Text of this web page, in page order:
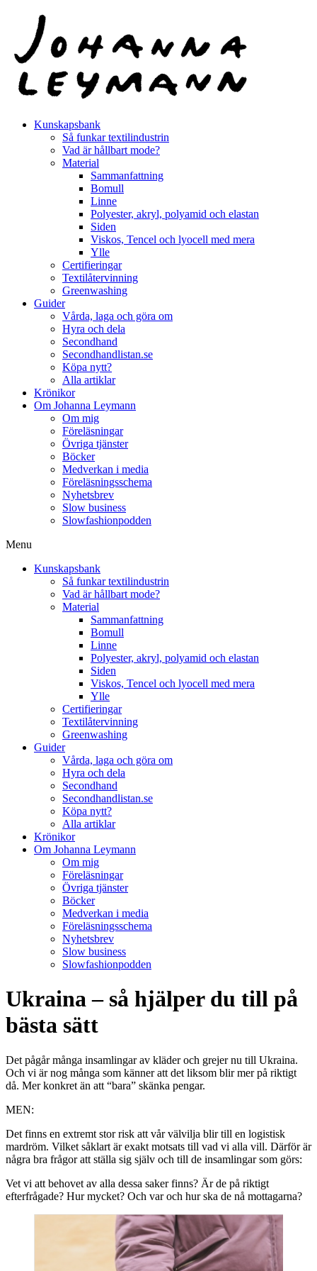
innehåll
Kunskapsbank
Så funkar textilindustrin
Vad är hållbart mode?
Material
Sammanfattning
Bomull
Linne
Polyester, akryl, polyamid och elastan
Siden
Viskos, Tencel och lyocell med mera
Ylle
Certifieringar
Textilåtervinning
Greenwashing
Guider
Vårda, laga och göra om
Hyra och dela
Secondhand
Secondhandlistan.se
Köpa nytt?
Alla artiklar
Krönikor
Om Johanna Leymann
Om mig
Föreläsningar
Övriga tjänster
Böcker
Medverkan i media
Föreläsningsschema
Nyhetsbrev
Slow business
Slowfashionpodden
Menu
Kunskapsbank
Så funkar textilindustrin
Vad är hållbart mode?
Material
Sammanfattning
Bomull
Linne
Polyester, akryl, polyamid och elastan
Siden
Viskos, Tencel och lyocell med mera
Ylle
Certifieringar
Textilåtervinning
Greenwashing
Guider
Vårda, laga och göra om
Hyra och dela
Secondhand
Secondhandlistan.se
Köpa nytt?
Alla artiklar
Krönikor
Om Johanna Leymann
Om mig
Föreläsningar
Övriga tjänster
Böcker
Medverkan i media
Föreläsningsschema
Nyhetsbrev
Slow business
Slowfashionpodden
Ukraina – så hjälper du till på
bästa sätt
Det pågår många insamlingar av kläder och grejer nu till Ukraina.
Och vi är nog många som känner att det liksom blir mer på riktigt
då. Mer konkret än att “bara” skänka pengar.
MEN:
Det finns en extremt stor risk att vår välvilja blir till en logistisk
mardröm. Vilket såklart är exakt motsats till vad vi alla vill. Därför är
några bra frågor att ställa sig själv och till de insamlingar som görs:
Vet vi att behovet av alla dessa saker finns? Är de på riktigt
efterfrågade? Hur mycket? Och var och hur ska de nå mottagarna?